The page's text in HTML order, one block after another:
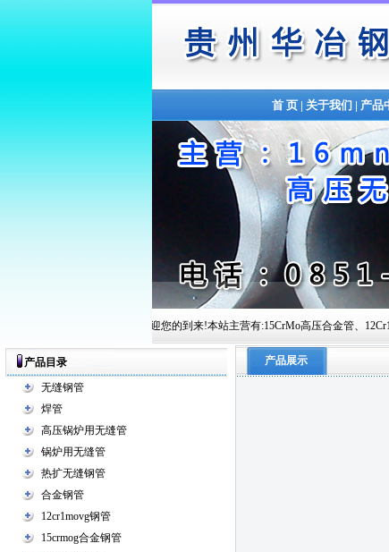
首 页| 关于我们 | 产品
贵州华冶钢联管材有限公司欢迎您的到来!本站主营有:15CrMo高压合金管、
产品目录
无缝钢管
焊管
高压锅炉用无缝管
锅炉用无缝管
热扩无缝钢管
合金钢管
12cr1movg钢管
15crmog合金钢管
产品展示